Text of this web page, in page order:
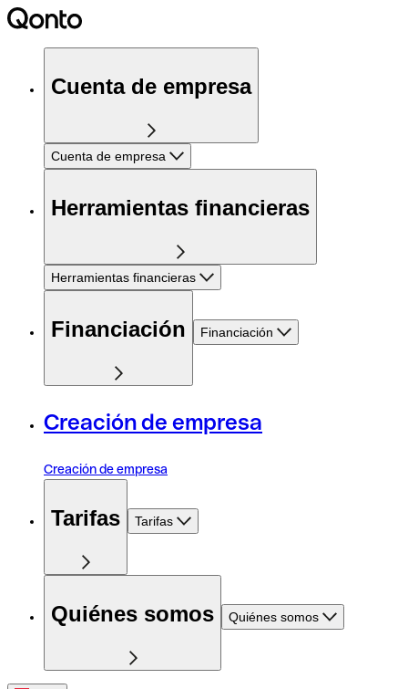
Cuenta de empresa
Cuenta de empresa
Herramientas financieras
Herramientas financieras
Financiación Financiación
Creación de empresa
Creación de empresa
Tarifas Tarifas
Quiénes somos Quiénes somos